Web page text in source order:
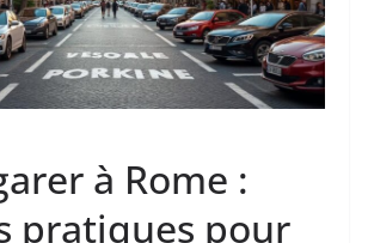
à Rome :
pratiques pour